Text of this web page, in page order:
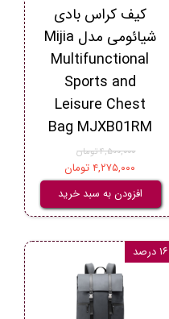
کیف کراس بادی
شیائومی مدل Mijia
Multifunctional
Sports and
Leisure Chest
Bag MJXB01RM
۴,۵۰۰,۰۰۰ تومان
۴,۲۷۵,۰۰۰ تومان
افزودن به سبد خرید
۱۶ درصد